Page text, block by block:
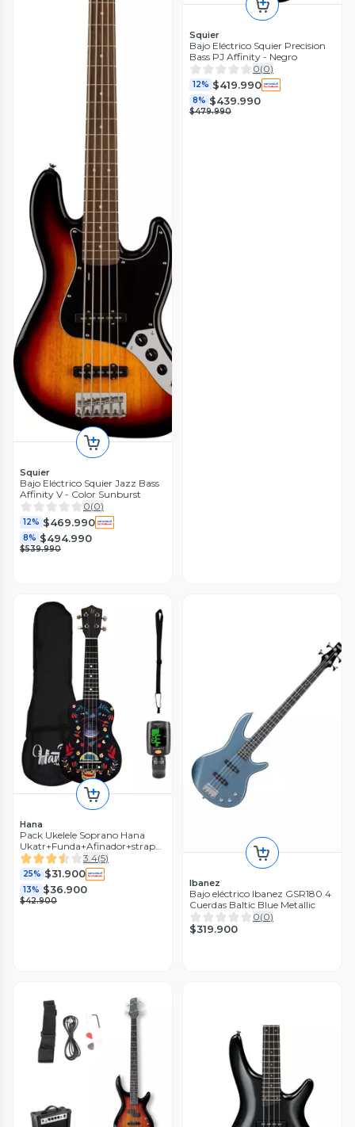
Squier
Bajo Eléctrico Squier Jazz Bass
Affinity V - Color Sunburst
0(0)
12% $469.990
8% $494.990
$539.990
Squier
Bajo Eléctrico Squier Precision
Bass PJ Affinity - Negro
0(0)
12% $419.990
8% $439.990
$479.990
Hana
Pack Ukelele Soprano Hana
Ukatr+Funda+Afinador+strap
Allegro
3.4(5)
25% $31.900
13% $36.900
$42.900
Ibanez
Bajo eléctrico Ibanez GSR180 4
Cuerdas Baltic Blue Metallic
0(0)
$319.900